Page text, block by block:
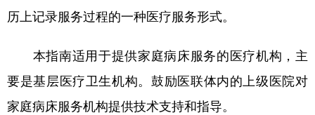
文化产业
地方频道
北京 天津 河北
历上记录服务过程的一种医疗服务形式。
本指南适用于提供家庭病床服务的医疗机构，主
要是基层医疗卫生机构。鼓励医联体内的上级医院对
家庭病床服务机构提供技术支持和指导。